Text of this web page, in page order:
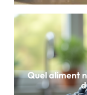
Quel aliment